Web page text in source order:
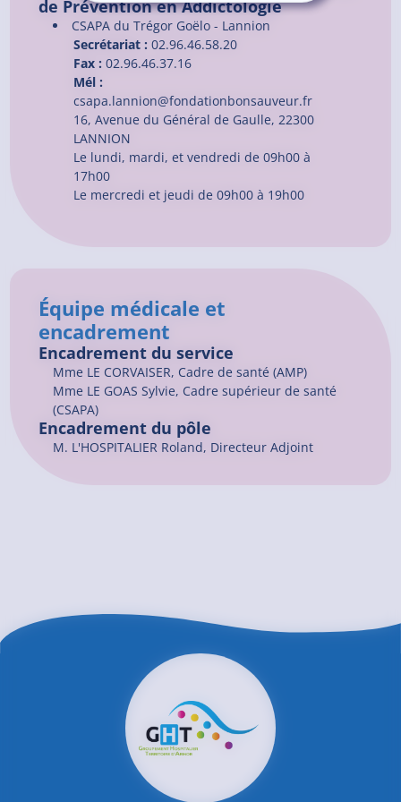
de Prévention en Addictologie
CSAPA du Trégor Goëlo - Lannion
Secrétariat : 02.96.46.58.20
Fax : 02.96.46.37.16
Mél :
csapa.lannion@fondationbonsauveur.fr
16, Avenue du Général de Gaulle, 22300
LANNION
Le lundi, mardi, et vendredi de 09h00 à
17h00
Le mercredi et jeudi de 09h00 à 19h00
Équipe médicale et
encadrement
Encadrement du service
Mme LE CORVAISER, Cadre de santé (AMP)
Mme LE GOAS Sylvie, Cadre supérieur de santé
(CSAPA)
Encadrement du pôle
M. L'HOSPITALIER Roland, Directeur Adjoint